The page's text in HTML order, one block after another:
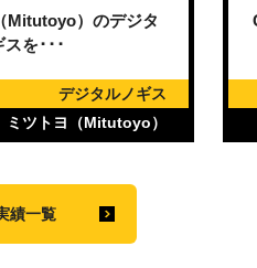
Mitutoyo）のデジタ
スを･･･
デジタルノギス
ミツトヨ（Mitutoyo）
績一覧